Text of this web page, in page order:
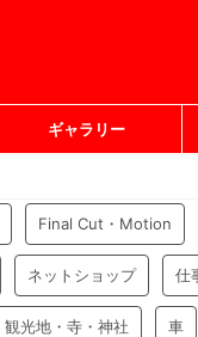
ギャラリー
Final Cut・Motion
ネットショップ 仕
観光地・寺・神社 車